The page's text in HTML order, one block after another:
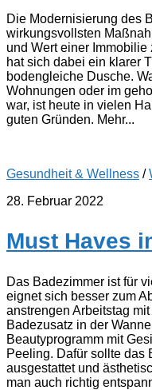
Die Modernisierung des
wirkungsvollsten
und Wert einer
hat sich dabei ein klarer
bodengleiche Dusche.
Wohnungen oder im
war, ist heute in vielen
guten Gründen. Mehr...
Gesundheit & Wellness /
28. Februar 2022
Must Haves
Das Badezimmer ist für
eignet sich besser zum
anstrengen Arbeitstag
Badezusatz in der
Beautyprogramm mit
Peeling. Dafür sollte das
ausgestattet und
man auch richtig